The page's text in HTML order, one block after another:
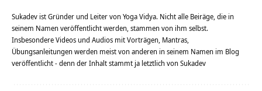
Sukadev ist Gründer und Leiter von Yoga Vidya. Nicht alle Beiräge, die in
seinem Namen veröffentlicht werden, stammen von ihm selbst.
Insbesondere Videos und Audios mit Vorträgen, Mantras,
Übungsanleitungen werden meist von anderen in seinem Namen im Blog
veröffentlicht - denn der Inhalt stammt ja letztlich von Sukadev